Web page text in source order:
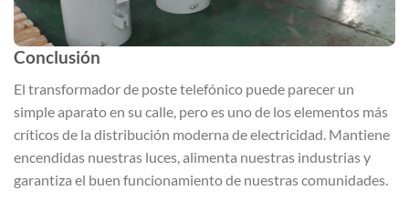
Conclusión
El transformador de poste telefónico puede parecer un
simple aparato en su calle, pero es uno de los elementos más
críticos de la distribución moderna de electricidad. Mantiene
encendidas nuestras luces, alimenta nuestras industrias y
garantiza el buen funcionamiento de nuestras comunidades.